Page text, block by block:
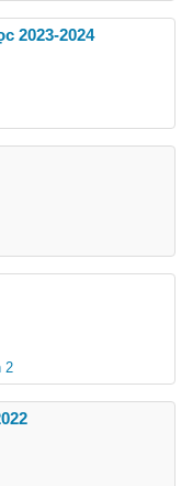
2023-2024
2